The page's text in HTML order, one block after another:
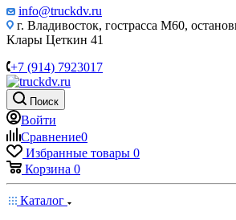
info@truckdv.ru
г. Владивосток, гострасса М60,
Клары Цеткин 41
+7 (914) 7923017
Поиск
Войти
Сравнение0
Избранные товары 0
Корзина 0
Каталог